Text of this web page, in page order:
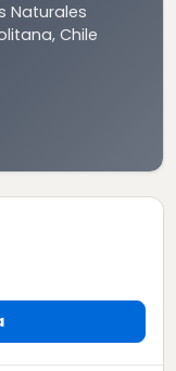
Naturales
Chile